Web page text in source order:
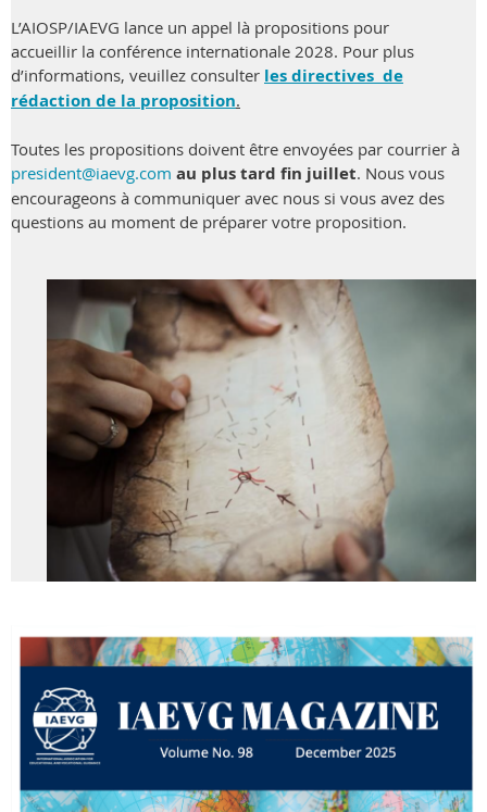
L’AIOSP/IAEVG lance un appel là propositions pour
accueillir la conférence internationale 2028. Pour plus
d’informations, veuillez consulter les directives de
rédaction de la proposition.
Toutes les propositions doivent être envoyées par courrier à
president@iaevg.com au plus tard fin juillet. Nous vous
encourageons à communiquer avec nous si vous avez des
questions au moment de préparer votre proposition.